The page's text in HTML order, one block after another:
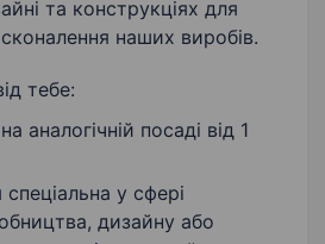
та конструкціях для
наших виробів.
тебе:
аналогічній посаді від 1
у сфері
дизайну або